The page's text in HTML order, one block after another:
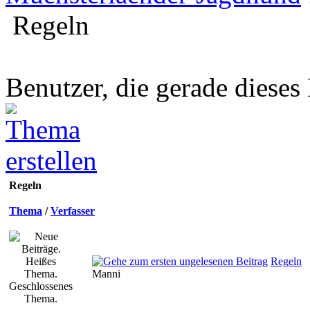
Regeln
Benutzer, die gerade
Regeln
Thema /Verfasser
Regeln
Manni